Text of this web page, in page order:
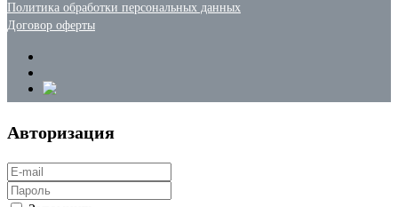
Политика обработки персональных данных
Договор оферты
Авторизация